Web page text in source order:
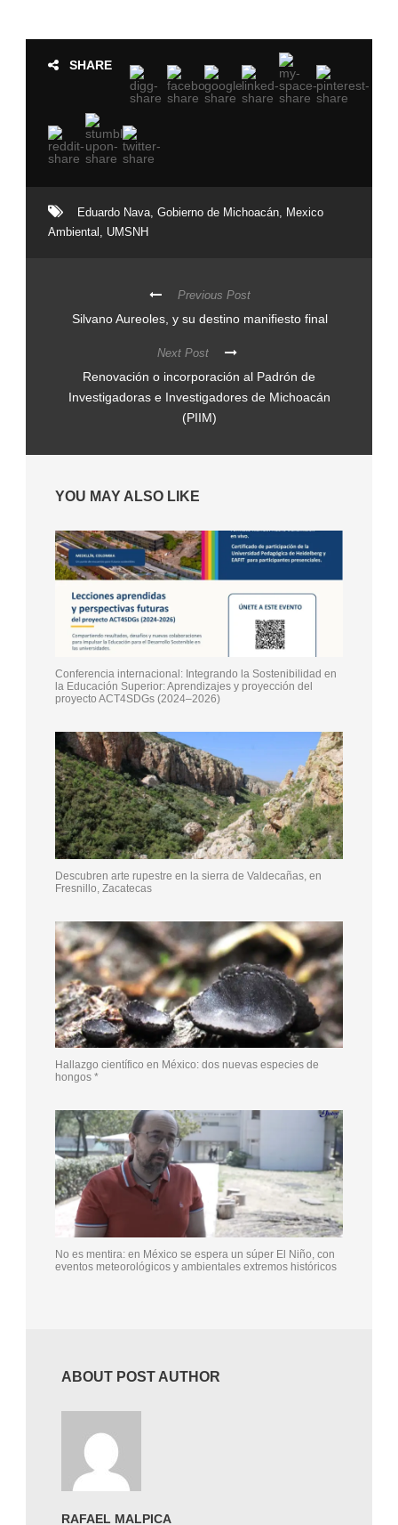
SHARE
Eduardo Nava Gobierno de Michoacán Mexico
Ambiental
UMSNH
Previous Post
Silvano Aureoles, y su destino manifiesto final
Next Post
Renovación o incorporación al Padrón de
Investigadoras e Investigadores de Michoacán
(PIIM)
YOU MAY ALSO LIKE
Conferencia internacional: Integrando la Sostenibilidad en
la Educación Superior: Aprendizajes y proyección del
proyecto ACT4SDGs (2024–2026)
Descubren arte rupestre en la sierra de Valdecañas, en
Fresnillo, Zacatecas
Hallazgo científico en México: dos nuevas especies de
hongos *
No es mentira: en México se espera un súper El Niño, con
eventos meteorológicos y ambientales extremos históricos
ABOUT POST AUTHOR
RAFAEL MALPICA